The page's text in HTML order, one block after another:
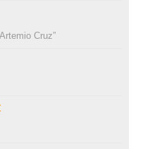
Cruz”